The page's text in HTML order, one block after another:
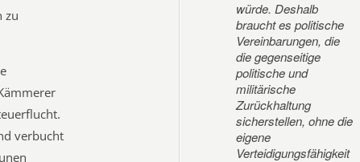
zu
verbucht
würde. Deshalb
braucht es politische
Vereinbarungen, die
die gegenseitige
politische und
militärische
Zurückhaltung
sicherstellen, ohne die
eigene
Verteidigungsfähigkeit